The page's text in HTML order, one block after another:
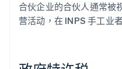
合伙企业的合伙人通常被
营活动，在 INPS 手工业